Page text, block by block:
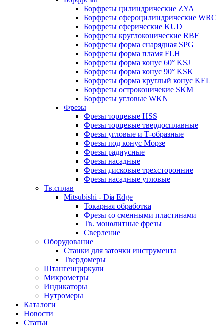
Борфрезы цилиндрические ZYA
Борфрезы сфероцилиндрические WRC
Борфрезы сферические KUD
Борфрезы круглоконические RBF
Борфрезы форма снарядная SPG
Борфрезы форма пламя FLH
Борфрезы форма конус 60° KSJ
Борфрезы форма конус 90° KSK
Борфрезы форма круглый конус KEL
Борфрезы остроконичекие SKM
Борфрезы угловые WKN
Фрезы
Фрезы торцевые HSS
Фрезы торцевые твердосплавные
Фрезы угловые и Т-образные
Фрезы под конус Морзе
Фрезы радиусные
Фрезы насадные
Фрезы дисковые трехсторонние
Фрезы насадные угловые
Тв.сплав
Mitsubishi - Dia Edge
Токарная обработка
Фрезы со сменными пластинами
Тв. монолитные фрезы
Сверление
Оборудование
Станки для заточки инструмента
Твердомеры
Штангенциркули
Микрометры
Индикаторы
Нутромеры
Каталоги
Новости
Статьи